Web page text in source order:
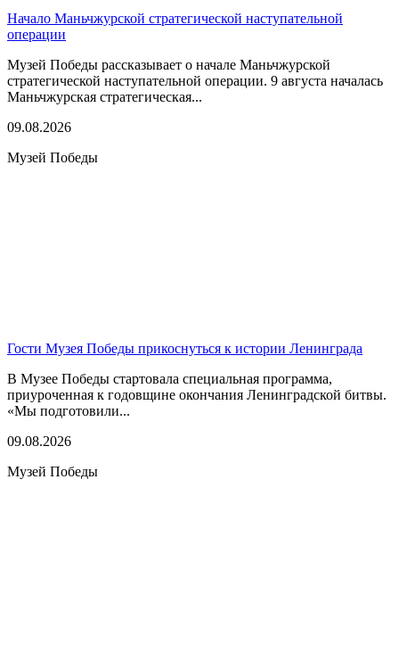
Начало Маньчжурской стратегической наступательной
операции
Музей Победы рассказывает о начале Маньчжурской
стратегической наступательной операции. 9 августа началась
Маньчжурская стратегическая...
09.08.2026
Музей Победы
Гости Музея Победы прикоснуться к истории Ленинграда
В Музее Победы стартовала специальная программа,
приуроченная к годовщине окончания Ленинградской битвы.
«Мы подготовили...
09.08.2026
Музей Победы